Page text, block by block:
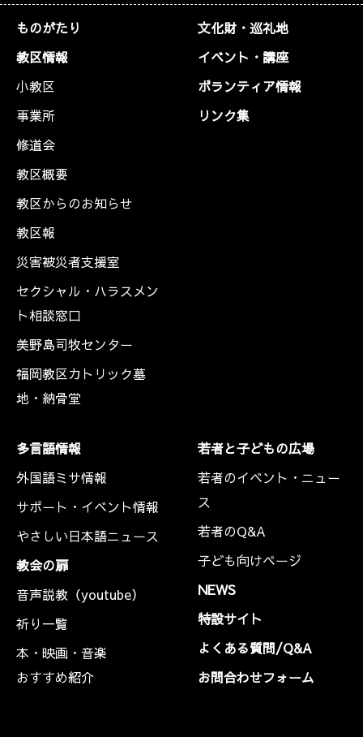
ものがたり
教区情報
小教区
事業所
修道会
教区概要
教区からのお知らせ
教区報
災害被災者支援室
セクシャル・ハラスメン
ト相談窓口
美野島司牧センター
福岡教区カトリック墓
地・納骨堂
文化財・巡礼地
イベント・講座
ボランティア情報
リンク集
多言語情報
外国語ミサ情報
サポート・イベント情報
やさしい日本語ニュース
教会の扉
音声説教（youtube）
祈り一覧
本・映画・音楽
おすすめ紹介
若者と子どもの広場
若者のイベント・ニュー
ス
若者のQ&A
子ども向けページ
NEWS
特設サイト
よくある質問/Q&A
お問合わせフォーム